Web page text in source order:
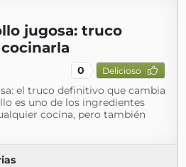
jugosa: truco
0 Delicioso
el truco definitivo que cambia
es uno de los ingredientes
cocina, pero también